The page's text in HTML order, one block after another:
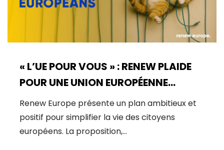
« L’UE POUR VOUS » : RENEW PLAIDE
POUR UNE UNION EUROPÉENNE
CENTRÉE SUR LES CITOYENS
Renew Europe présente un plan ambitieux et
positif pour simplifier la vie des citoyens
européens. La proposition,…